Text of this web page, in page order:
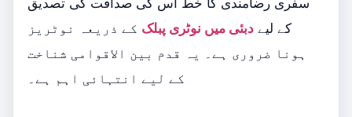
کے لیے دبئی میں نوٹری پبلک کے ذریعہ نوٹریز
ہونا ضروری ہے۔ یہ قدم بین الاقوامی شناخت
کے لیے انتہائی اہم ہے۔